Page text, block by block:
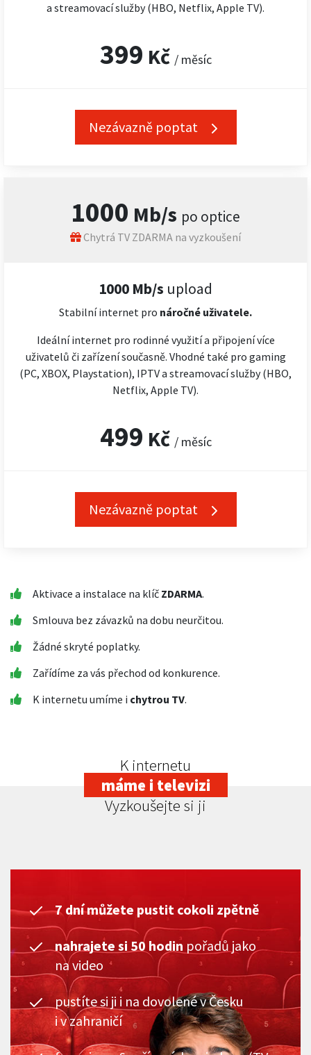
a streamovací služby (HBO, Netflix, Apple TV).
399 Kč / měsíc
Nezávazně poptat
1000 Mb/s po optice
Chytrá TV ZDARMA na vyzkoušení
1000 Mb/s upload
Stabilní internet pro náročné uživatele.
Ideální internet pro rodinné využití a připojení více
uživatelů či zařízení současně. Vhodné také pro gaming
(PC, XBOX, Playstation), IPTV a streamovací služby (HBO,
Netflix, Apple TV).
499 Kč / měsíc
Nezávazně poptat
Aktivace a instalace na klíč ZDARMA.
Smlouva bez závazků na dobu neurčitou.
Žádné skryté poplatky.
Zařídíme za vás přechod od konkurence.
K internetu umíme i chytrou TV.
K internetu
máme i televizi
Vyzkoušejte si ji
7 dní můžete pustit cokoli zpětně
nahrajete si 50 hodin pořadů jako
na video
pustíte si ji i na dovolené v Česku
i v zahraničí